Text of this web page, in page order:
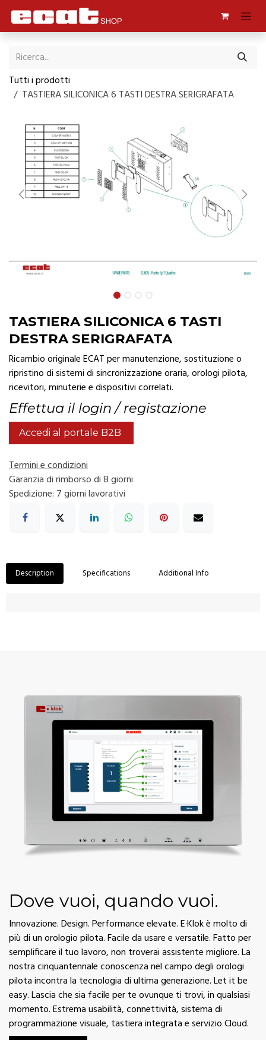
Passa al contenuto
Tutti i prodotti
TASTIERA SILICONICA 6 TASTI DESTRA SERIGRAFATA
TASTIERA SILICONICA 6 TASTI
DESTRA SERIGRAFATA
Ricambio originale ECAT per manutenzione, sostituzione o
ripristino di sistemi di sincronizzazione oraria, orologi pilota,
ricevitori, minuterie e dispositivi correlati.
Effettua il login / registazione
Accedi al portale B2B
Termini e condizioni
Garanzia di rimborso di 8 giorni
Spedizione: 7 giorni lavorativi
Description Specifications Additional Info
Dove vuoi, quando vuoi.
Innovazione. Design. Performance elevate. E·Klok è molto di
più di un orologio pilota. Facile da usare e versatile. Fatto per
semplificare il tuo lavoro, non troverai assistente migliore. La
nostra cinquantennale conoscenza nel campo degli orologi
pilota incontra la tecnologia di ultima generazione. Let it be
easy. Lascia che sia facile per te ovunque ti trovi, in qualsiasi
momento. Estrema usabilità, connettività, sistema di
programmazione visuale, tastiera integrata e servizio Cloud.